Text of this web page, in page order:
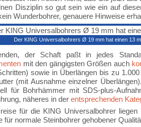
Disziplin so gut sein wie ein auf
Wunderbohrer, genauere Hinweise
Der KING Universalbohrers Ø 19 mm hat einen 13
der Schaft paßt in jedes
mit den gängigsten Größen auch
sowie in Überlängen bis zu
(mit Ausnahme einzelner
für Bohrhämmer mit SDS-plus-
näheres in der entsprechenden
für die KING Universalbohrer
für normale Steinbohrer gehobener